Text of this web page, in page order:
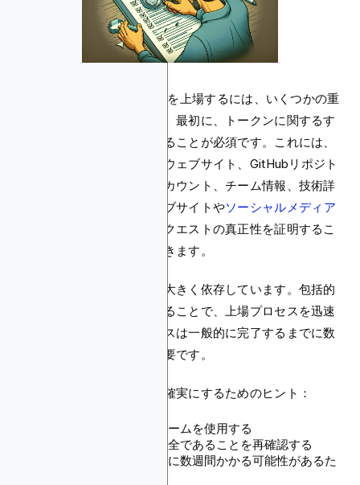
CoinMarketCapでトークンを上場するには、いくつかの重
要なステップが関与します。最初に、トークンに関するす
べての必要な情報を収集することが必須です。これには、
名前、トークンシンボル、ウェブサイト、GitHubリポジト
リ、ソーシャルメディアアカウント、チーム情報、技術詳
細などが含まれます。ウェブサイトやソーシャルメディア
に情報を投稿するなど、リクエストの真正性を証明するこ
とで、申請をさらに検証できます。
プロセスは提出フォームに大きく依存しています。包括的
で詳細なフォームを使用することで、上場プロセスを迅速
化できます。全体のプロセスは一般的に完了するまでに数
週間かかるため、忍耐が重要です。
スムーズな上場プロセスを確実にするためのヒント：
包括的で詳細な提出フォームを使用する
すべての情報が正確で完全であることを再確認する
プロセスが完了するまでに数週間かかる可能性があるた